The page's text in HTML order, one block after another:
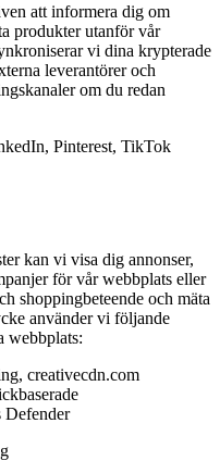
att informera dig om
produkter utanför vår
vi dina krypterade
leverantörer och
om du redan
Pinterest, TikTok
kan vi visa dig annonser,
för vår webbplats eller
shoppingbeteende och mäta
använder vi följande
webbplats:
creativecdn.com
Defender